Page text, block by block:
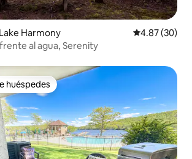
Harmony Calificación
4.87 (30)
al agua, Serenity
Favorito entre huéspedes
huéspedes